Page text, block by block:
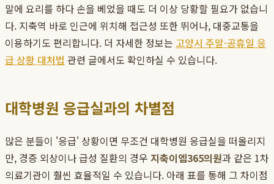
말에 요리를 하다 손을 베었을 때도 더 이상 당황할 필요가 없습니
다. 지축역 바로 인근에 위치해 접근성 또한 뛰어나, 대중교통을
이용하기도 편리합니다. 더 자세한 정보는 고양시 주말·공휴일 응
급 상황 대처법 관련 글에서도 확인하실 수 있습니다.
대학병원 응급실과의 차별점
많은 분들이 '응급' 상황이면 무조건 대학병원 응급실을 떠올리지
만, 경증 외상이나 급성 질환의 경우 지축이엠365의원과 같은 1차
의료기관이 훨씬 효율적일 수 있습니다. 아래 표를 통해 그 차이점